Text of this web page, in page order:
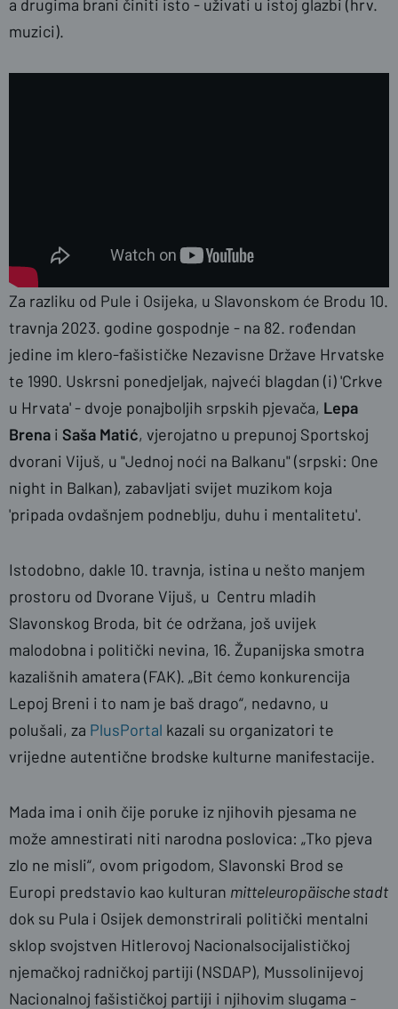
a drugima brani činiti isto - uživati u istoj glazbi (hrv.
muzici).
Za razliku od Pule i Osijeka, u Slavonskom će Brodu 10.
travnja 2023. godine gospodnje - na 82. rođendan
jedine im klero-fašističke Nezavisne Države Hrvatske
te 1990. Uskrsni ponedjeljak, najveći blagdan (i) 'Crkve
u Hrvata' - dvoje ponajboljih srpskih pjevača, Lepa
Brena i Saša Matić, vjerojatno u prepunoj Sportskoj
dvorani Vijuš, u "Jednoj noći na Balkanu" (srpski: One
night in Balkan), zabavljati svijet muzikom koja
'pripada ovdašnjem podneblju, duhu i mentalitetu'.
Istodobno, dakle 10. travnja, istina u nešto manjem
prostoru od Dvorane Vijuš, u Centru mladih
Slavonskog Broda, bit će održana, još uvijek
malodobna i politički nevina, 16. Županijska smotra
kazališnih amatera (FAK). „Bit ćemo konkurencija
Lepoj Breni i to nam je baš drago“, nedavno, u
polušali, za PlusPortal kazali su organizatori te
vrijedne autentične brodske kulturne manifestacije.
Mada ima i onih čije poruke iz njihovih pjesama ne
može amnestirati niti narodna poslovica: „Tko pjeva
zlo ne misli“, ovom prigodom, Slavonski Brod se
Europi predstavio kao kulturan mitteleuropäische stadt
dok su Pula i Osijek demonstrirali politički mentalni
sklop svojstven Hitlerovoj Nacionalsocijalističkoj
njemačkoj radničkoj partiji (NSDAP), Mussolinijevoj
Nacionalnoj fašističkoj partiji i njihovim slugama -